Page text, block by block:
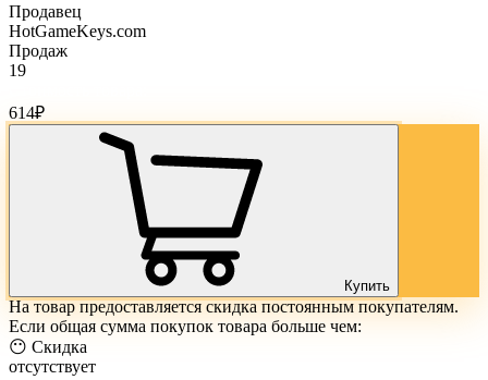
Продавец
HotGameKeys.com
Продаж
19
614₽
Купить
На товар предоставляется скидка постоянным покупателям.
Если общая сумма покупок товара больше чем:
😶 Скидка
отсутствует